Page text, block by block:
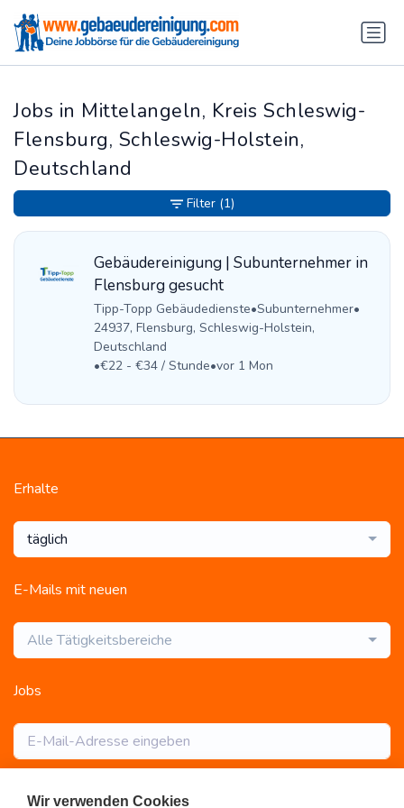
Jobs in Mittelangeln, Kreis Schleswig-
Flensburg, Schleswig-Holstein,
Deutschland
Gebäudereinigung | Subunternehmer in
Flensburg gesucht
Tipp-Topp Gebäudedienste•Subunternehmer•
24937, Flensburg, Schleswig-Holstein,
Deutschland
•€22 - €34 / Stunde•vor 1 Mon
Filter (1)
Erhalte
täglich
E-Mails mit neuen
Alle Tätigkeitsbereiche
Jobs
Abonnieren
Wir verwenden Cookies